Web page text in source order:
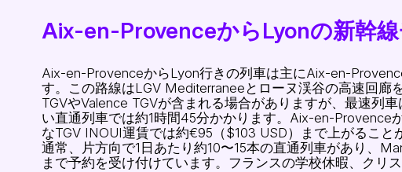
Aix-en-ProvenceからLyonの新幹
Aix-en-ProvenceからLyon行きの列車は主にAix-en-
す。この路線はLGV Mediterraneeとローヌ渓谷の高速回廊
TGVやValence TGVが含まれる場合がありますが、最速列
い直通列車では約1時間45分かかります。Aix-en-Provence
なTGV INOUI運賃では約€95（$103 USD）まで上がるこ
通常、片方向で1日あたり約10〜15本の直通列車があり、
まで予約を受け付けています。フランスの学校休暇、クリ